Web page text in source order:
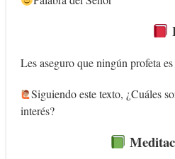
Les aseguro que ningún profeta
Siguiendo este texto, ¿Cuáles
interés?